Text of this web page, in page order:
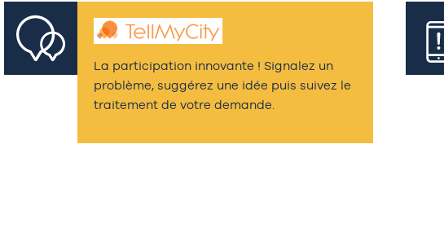
La participation innovante ! Signalez un
problème, suggérez une idée puis suivez le
traitement de votre demande.